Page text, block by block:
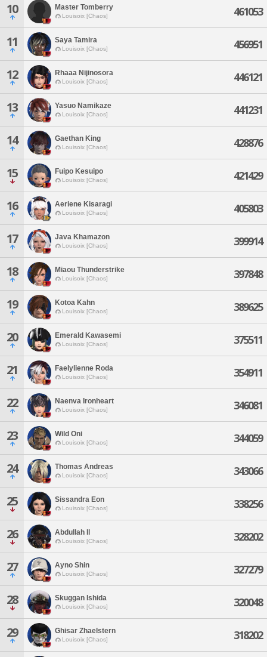
10 Master Tomberry
Louisoix [Chaos] 461053
11 Saya Tamira
Louisoix [Chaos] 456951
12 Rhaaa Nijinosora
Louisoix [Chaos] 446121
13 Yasuo Namikaze
Louisoix [Chaos] 441231
14 Gaethan King
Louisoix [Chaos] 428876
15 Fuipo Kesuipo
Louisoix [Chaos] 421429
16 Aeriene Kisaragi
Louisoix [Chaos] 405803
17 Java Khamazon
Louisoix [Chaos] 399914
18 Miaou Thunderstrike
Louisoix [Chaos] 397848
19 Kotoa Kahn
Louisoix [Chaos] 389625
20 Emerald Kawasemi
Louisoix [Chaos] 375511
21 Faelylienne Roda
Louisoix [Chaos] 354911
22 Naenva Ironheart
Louisoix [Chaos] 346081
23 Wild Oni
Louisoix [Chaos] 344059
24 Thomas Andreas
Louisoix [Chaos] 343066
25 Sissandra Eon
Louisoix [Chaos] 338256
26 Abdullah Il
Louisoix [Chaos] 328202
27 Ayno Shin
Louisoix [Chaos] 327279
28 Skuggan Ishida
Louisoix [Chaos] 320048
29 Ghisar Zhaelstern
Louisoix [Chaos] 318202